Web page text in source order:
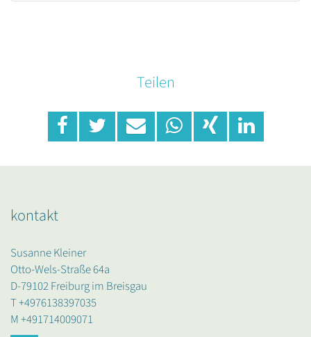
Teilen
kontakt
Susanne Kleiner
Otto-Wels-Straße 64a
D-79102 Freiburg im Breisgau
T +4976138397035
M +491714009071